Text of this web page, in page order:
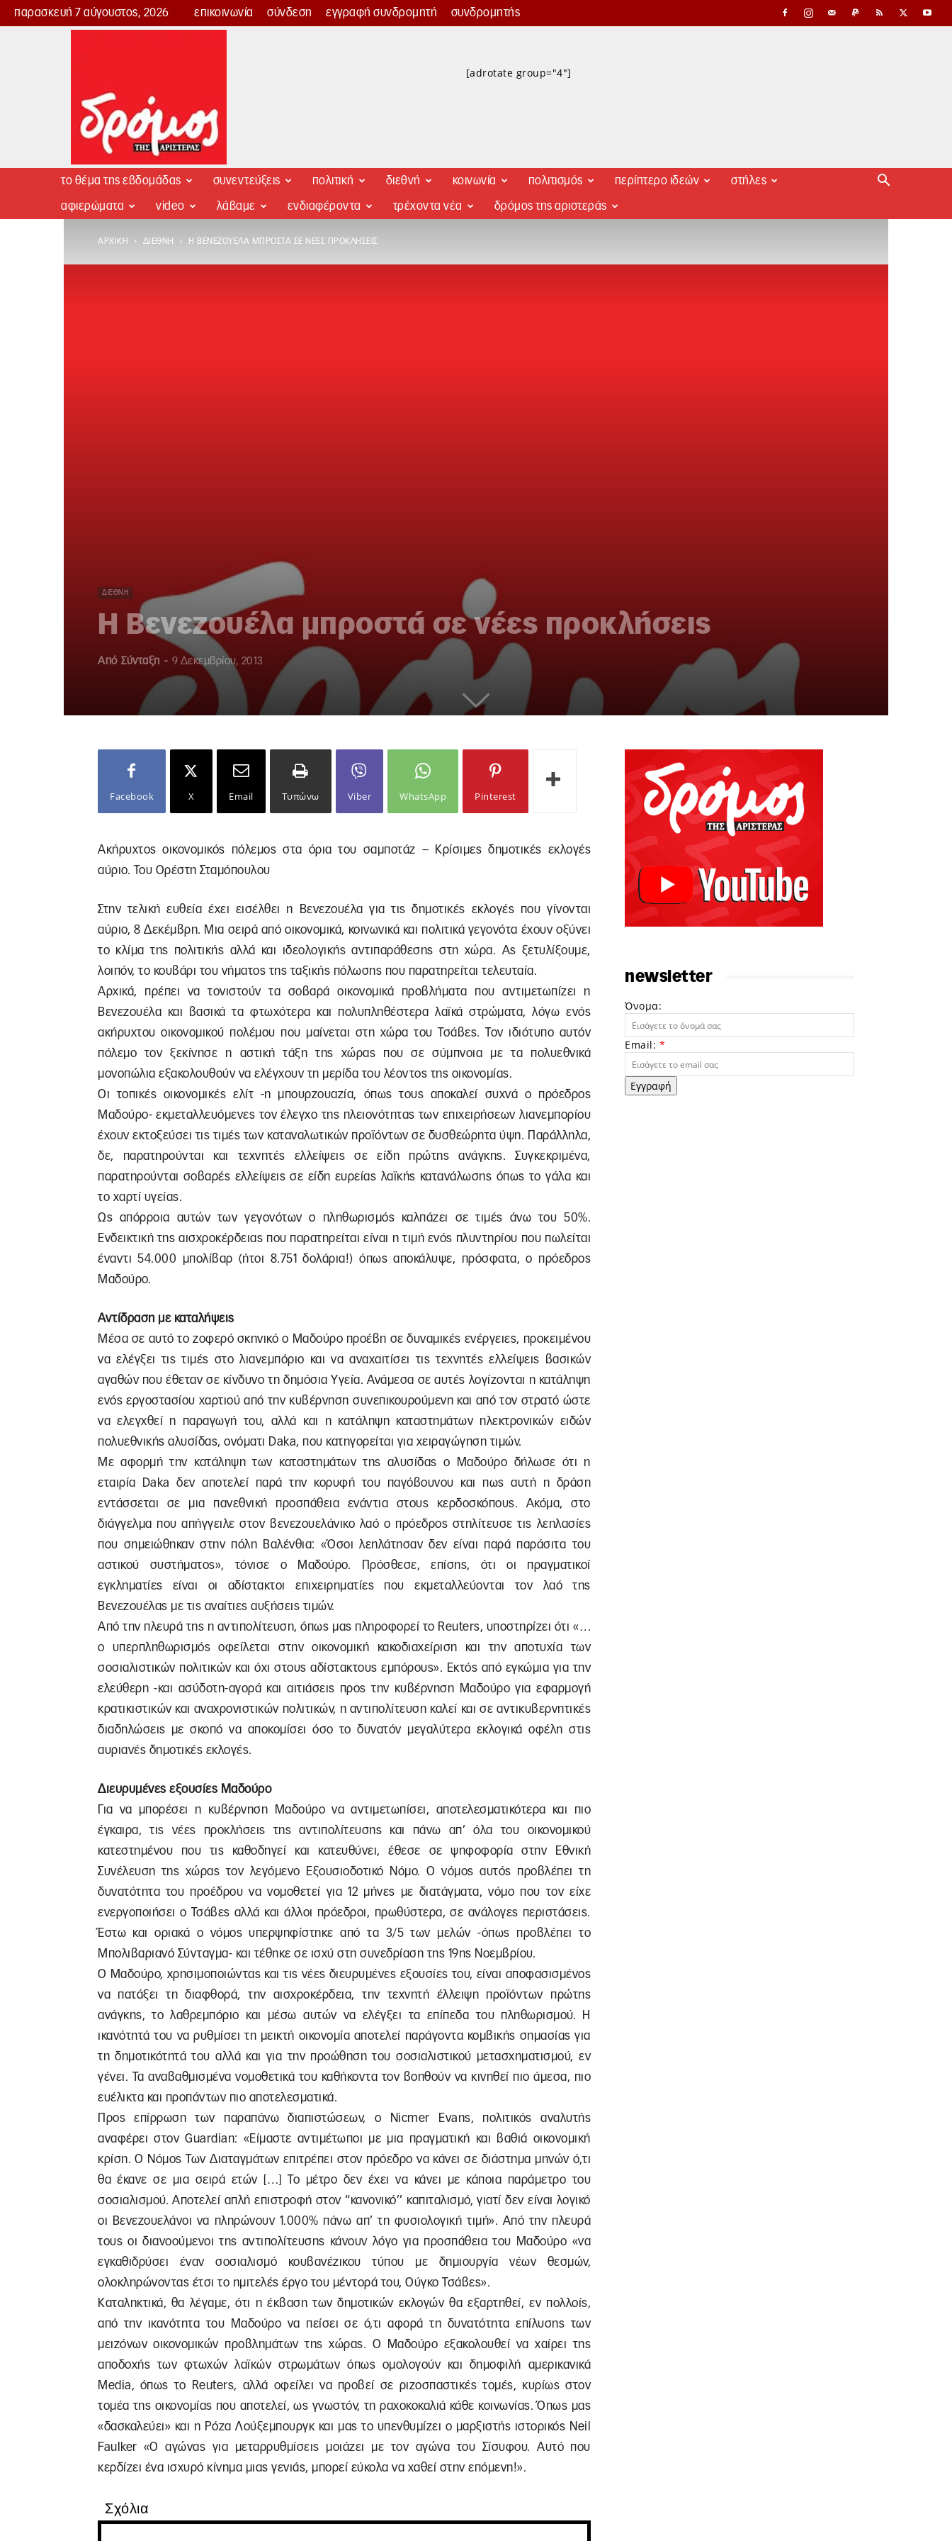
παρασκευή 7 αύγουστος, 2026 επικοινωνία σύνδεση εγγραφή συνδρομητή συνδρομητής
Δρόμος
[adrotate group="4"]
το θέμα της εβδομάδας συνεντεύξεις πολιτική διεθνή κοινωνία πολιτισμός περίπτερο ιδεών στήλες
αφιερώματα video λάβαμε ενδιαφέροντα τρέχοντα νέα δρόμος της αριστεράς
ΑΡΧΙΚΉ ΔΙΕΘΝΉ Η ΒΕΝΕΖΟΥΈΛΑ ΜΠΡΟΣΤΆ ΣΕ ΝΈΕΣ ΠΡΟΚΛΉΣΕΙΣ
ΔΙΕΘΝΉ
Η Βενεζουέλα μπροστά σε νέες προκλήσεις
Από Σύνταξη - 9 Δεκεμβρίου, 2013
Facebook X Email Τυπώνω Viber WhatsApp Pinterest
Ακήρυχτος οικονομικός πόλεμος στα όρια του σαμποτάζ – Κρίσιμες δημοτικές εκλογές
αύριο. Του Ορέστη Σταμόπουλου
Στην τελική ευθεία έχει εισέλθει η Βενεζουέλα για τις δημοτικές εκλογές που γίνονται
αύριο, 8 Δεκέμβρη. Μια σειρά από οικονομικά, κοινωνικά και πολιτικά γεγονότα έχουν οξύνει
το κλίμα της πολιτικής αλλά και ιδεολογικής αντιπαράθεσης στη χώρα. Ας ξετυλίξουμε,
λοιπόν, το κουβάρι του νήματος της ταξικής πόλωσης που παρατηρείται τελευταία.
Αρχικά, πρέπει να τονιστούν τα σοβαρά οικονομικά προβλήματα που αντιμετωπίζει η
Βενεζουέλα και βασικά τα φτωχότερα και πολυπληθέστερα λαϊκά στρώματα, λόγω ενός
ακήρυχτου οικονομικού πολέμου που μαίνεται στη χώρα του Τσάβες. Τον ιδιότυπο αυτόν
πόλεμο τον ξεκίνησε η αστική τάξη της χώρας που σε σύμπνοια με τα πολυεθνικά
μονοπώλια εξακολουθούν να ελέγχουν τη μερίδα του λέοντος της οικονομίας.
Οι τοπικές οικονομικές ελίτ -η μπουρζουαζία, όπως τους αποκαλεί συχνά ο πρόεδρος
Μαδούρο- εκμεταλλευόμενες τον έλεγχο της πλειονότητας των επιχειρήσεων λιανεμπορίου
έχουν εκτοξεύσει τις τιμές των καταναλωτικών προϊόντων σε δυσθεώρητα ύψη. Παράλληλα,
δε, παρατηρούνται και τεχνητές ελλείψεις σε είδη πρώτης ανάγκης. Συγκεκριμένα,
παρατηρούνται σοβαρές ελλείψεις σε είδη ευρείας λαϊκής κατανάλωσης όπως το γάλα και
το χαρτί υγείας.
Ως απόρροια αυτών των γεγονότων ο πληθωρισμός καλπάζει σε τιμές άνω του 50%.
Ενδεικτική της αισχροκέρδειας που παρατηρείται είναι η τιμή ενός πλυντηρίου που πωλείται
έναντι 54.000 μπολίβαρ (ήτοι 8.751 δολάρια!) όπως αποκάλυψε, πρόσφατα, ο πρόεδρος
Μαδούρο.
Αντίδραση με καταλήψεις
Μέσα σε αυτό το ζοφερό σκηνικό ο Μαδούρο προέβη σε δυναμικές ενέργειες, προκειμένου
να ελέγξει τις τιμές στο λιανεμπόριο και να αναχαιτίσει τις τεχνητές ελλείψεις βασικών
αγαθών που έθεταν σε κίνδυνο τη δημόσια Υγεία. Ανάμεσα σε αυτές λογίζονται η κατάληψη
ενός εργοστασίου χαρτιού από την κυβέρνηση συνεπικουρούμενη και από τον στρατό ώστε
να ελεγχθεί η παραγωγή του, αλλά και η κατάληψη καταστημάτων ηλεκτρονικών ειδών
πολυεθνικής αλυσίδας, ονόματι Daka, που κατηγορείται για χειραγώγηση τιμών.
Με αφορμή την κατάληψη των καταστημάτων της αλυσίδας ο Μαδούρο δήλωσε ότι η
εταιρία Daka δεν αποτελεί παρά την κορυφή του παγόβουνου και πως αυτή η δράση
εντάσσεται σε μια πανεθνική προσπάθεια ενάντια στους κερδοσκόπους. Ακόμα, στο
διάγγελμα που απήγγειλε στον βενεζουελάνικο λαό ο πρόεδρος στηλίτευσε τις λεηλασίες
που σημειώθηκαν στην πόλη Βαλένθια: «Όσοι λεηλάτησαν δεν είναι παρά παράσιτα του
αστικού συστήματος», τόνισε ο Μαδούρο. Πρόσθεσε, επίσης, ότι οι πραγματικοί
εγκληματίες είναι οι αδίστακτοι επιχειρηματίες που εκμεταλλεύονται τον λαό της
Βενεζουέλας με τις αναίτιες αυξήσεις τιμών.
Από την πλευρά της η αντιπολίτευση, όπως μας πληροφορεί το Reuters, υποστηρίζει ότι «…
ο υπερπληθωρισμός οφείλεται στην οικονομική κακοδιαχείριση και την αποτυχία των
σοσιαλιστικών πολιτικών και όχι στους αδίστακτους εμπόρους». Εκτός από εγκώμια για την
ελεύθερη -και ασύδοτη-αγορά και αιτιάσεις προς την κυβέρνηση Μαδούρο για εφαρμογή
κρατικιστικών και αναχρονιστικών πολιτικών, η αντιπολίτευση καλεί και σε αντικυβερνητικές
διαδηλώσεις με σκοπό να αποκομίσει όσο το δυνατόν μεγαλύτερα εκλογικά οφέλη στις
αυριανές δημοτικές εκλογές.
Διευρυμένες εξουσίες Μαδούρο
Για να μπορέσει η κυβέρνηση Μαδούρο να αντιμετωπίσει, αποτελεσματικότερα και πιο
έγκαιρα, τις νέες προκλήσεις της αντιπολίτευσης και πάνω απ’ όλα του οικονομικού
κατεστημένου που τις καθοδηγεί και κατευθύνει, έθεσε σε ψηφοφορία στην Εθνική
Συνέλευση της χώρας τον λεγόμενο Εξουσιοδοτικό Νόμο. Ο νόμος αυτός προβλέπει τη
δυνατότητα του προέδρου να νομοθετεί για 12 μήνες με διατάγματα, νόμο που τον είχε
ενεργοποιήσει ο Τσάβες αλλά και άλλοι πρόεδροι, πρωθύστερα, σε ανάλογες περιστάσεις.
Έστω και οριακά ο νόμος υπερψηφίστηκε από τα 3/5 των μελών -όπως προβλέπει το
Μπολιβαριανό Σύνταγμα- και τέθηκε σε ισχύ στη συνεδρίαση της 19ης Νοεμβρίου.
Ο Μαδούρο, χρησιμοποιώντας και τις νέες διευρυμένες εξουσίες του, είναι αποφασισμένος
να πατάξει τη διαφθορά, την αισχροκέρδεια, την τεχνητή έλλειψη προϊόντων πρώτης
ανάγκης, το λαθρεμπόριο και μέσω αυτών να ελέγξει τα επίπεδα του πληθωρισμού. Η
ικανότητά του να ρυθμίσει τη μεικτή οικονομία αποτελεί παράγοντα κομβικής σημασίας για
τη δημοτικότητά του αλλά και για την προώθηση του σοσιαλιστικού μετασχηματισμού, εν
γένει. Τα αναβαθμισμένα νομοθετικά του καθήκοντα τον βοηθούν να κινηθεί πιο άμεσα, πιο
ευέλικτα και προπάντων πιο αποτελεσματικά.
Προς επίρρωση των παραπάνω διαπιστώσεων, ο Nicmer Evans, πολιτικός αναλυτής
αναφέρει στoν Guardian: «Είμαστε αντιμέτωποι με μια πραγματική και βαθιά οικονομική
κρίση. Ο Νόμος Των Διαταγμάτων επιτρέπει στον πρόεδρο να κάνει σε διάστημα μηνών ό,τι
θα έκανε σε μια σειρά ετών […] Το μέτρο δεν έχει να κάνει με κάποια παράμετρο του
σοσιαλισμού. Αποτελεί απλή επιστροφή στον “κανονικό’’ καπιταλισμό, γιατί δεν είναι λογικό
οι Βενεζουελάνοι να πληρώνουν 1.000% πάνω απ’ τη φυσιολογική τιμή». Από την πλευρά
τους οι διανοούμενοι της αντιπολίτευσης κάνουν λόγο για προσπάθεια του Μαδούρο «να
εγκαθιδρύσει έναν σοσιαλισμό κουβανέζικου τύπου με δημιουργία νέων θεσμών,
ολοκληρώνοντας έτσι το ημιτελές έργο του μέντορά του, Ούγκο Τσάβες».
Καταληκτικά, θα λέγαμε, ότι η έκβαση των δημοτικών εκλογών θα εξαρτηθεί, εν πολλοίς,
από την ικανότητα του Μαδούρο να πείσει σε ό,τι αφορά τη δυνατότητα επίλυσης των
μειζόνων οικονομικών προβλημάτων της χώρας. Ο Μαδούρο εξακολουθεί να χαίρει της
αποδοχής των φτωχών λαϊκών στρωμάτων όπως ομολογούν και δημοφιλή αμερικανικά
Μedia, όπως το Reuters, αλλά οφείλει να προβεί σε ριζοσπαστικές τομές, κυρίως στον
τομέα της οικονομίας που αποτελεί, ως γνωστόν, τη ραχοκοκαλιά κάθε κοινωνίας. Όπως μας
«δασκαλεύει» και η Ρόζα Λούξεμπουργκ και μας το υπενθυμίζει ο μαρξιστής ιστορικός Neil
Faulker «Ο αγώνας για μεταρρυθμίσεις μοιάζει με τον αγώνα του Σίσυφου. Αυτό που
κερδίζει ένα ισχυρό κίνημα μιας γενιάς, μπορεί εύκολα να χαθεί στην επόμενη!».
Σχόλια
newsletter
Όνομα:
Email: *
Εγγραφή